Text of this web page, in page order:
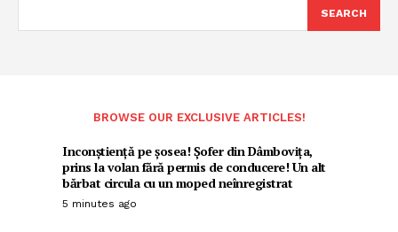
SEARCH
BROWSE OUR EXCLUSIVE ARTICLES!
Inconștiență pe șosea! Șofer din Dâmbovița,
prins la volan fără permis de conducere! Un alt
bărbat circula cu un moped neînregistrat
5 minutes ago